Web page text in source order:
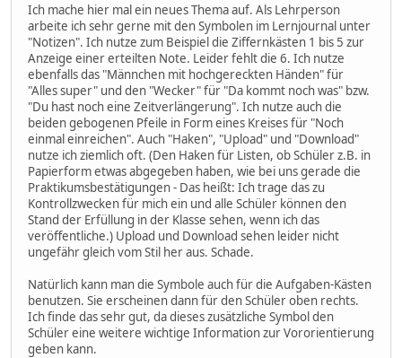
Ich mache hier mal ein neues Thema auf. Als Lehrperson
arbeite ich sehr gerne mit den Symbolen im Lernjournal unter
"Notizen". Ich nutze zum Beispiel die Ziffernkästen 1 bis 5 zur
Anzeige einer erteilten Note. Leider fehlt die 6. Ich nutze
ebenfalls das "Männchen mit hochgereckten Händen" für
"Alles super" und den "Wecker" für "Da kommt noch was" bzw.
"Du hast noch eine Zeitverlängerung". Ich nutze auch die
beiden gebogenen Pfeile in Form eines Kreises für "Noch
einmal einreichen". Auch "Haken", "Upload" und "Download"
nutze ich ziemlich oft. (Den Haken für Listen, ob Schüler z.B. in
Papierform etwas abgegeben haben, wie bei uns gerade die
Praktikumsbestätigungen - Das heißt: Ich trage das zu
Kontrollzwecken für mich ein und alle Schüler können den
Stand der Erfüllung in der Klasse sehen, wenn ich das
veröffentliche.) Upload und Download sehen leider nicht
ungefähr gleich vom Stil her aus. Schade.
Natürlich kann man die Symbole auch für die Aufgaben-Kästen
benutzen. Sie erscheinen dann für den Schüler oben rechts.
Ich finde das sehr gut, da dieses zusätzliche Symbol den
Schüler eine weitere wichtige Information zur Vororientierung
geben kann.